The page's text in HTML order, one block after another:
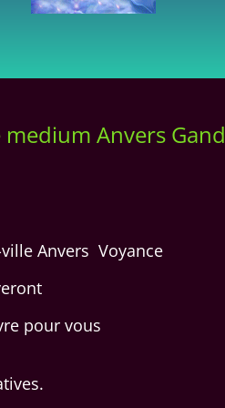
Anvers Gand
Anvers Voyance
pour vous